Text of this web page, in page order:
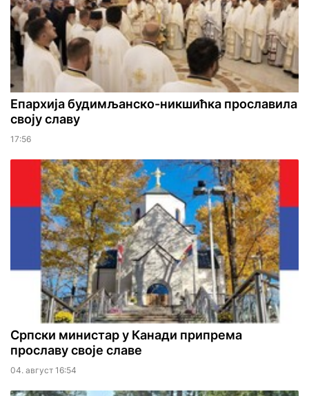
Епархија будимљанско-никшићка прославила
своју славу
17:56
Српски министар у Канади припрема
прославу своје славе
04. август 16:54